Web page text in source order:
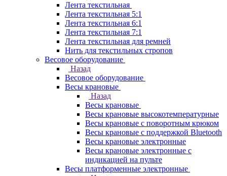
Лента текстильная
Лента текстильная 5:1
Лента текстильная 6:1
Лента текстильная 7:1
Лента текстильная для ремней
Нить для текстильных стропов
Весовое оборудование
Назад
Весовое оборудование
Весы крановые
Назад
Весы крановые
Весы крановые высокотемпературные
Весы крановые с поворотным крюком
Весы крановые с поддержкой Bluetooth
Весы крановые электронные
Весы крановые электронные с
индикацией на пульте
Весы платформенные электронные